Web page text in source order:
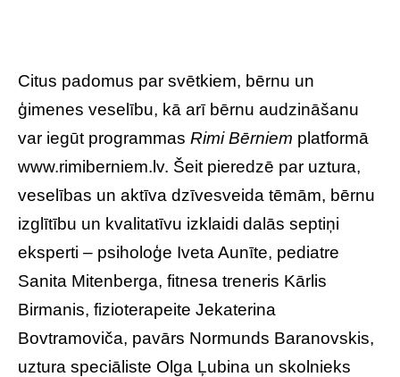
Citus padomus par svētkiem, bērnu un
ģimenes veselību, kā arī bērnu audzināšanu
var iegūt programmas Rimi Bērniem platformā
www.rimiberniem.lv. Šeit pieredzē par uztura,
veselības un aktīva dzīvesveida tēmām, bērnu
izglītību un kvalitatīvu izklaidi dalās septiņi
eksperti – psiholoģe Iveta Aunīte, pediatre
Sanita Mitenberga, fitnesa treneris Kārlis
Birmanis, fizioterapeite Jekaterina
Bovtramoviča, pavārs Normunds Baranovskis,
uztura speciāliste Olga Ļubina un skolnieks